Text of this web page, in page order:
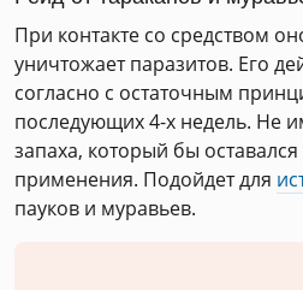
При контакте со средством
уничтожает паразитов. Его
согласно с остаточным
последующих 4-х недель. Не
запаха, который бы
применения. Подойдет для
пауков и муравьев.